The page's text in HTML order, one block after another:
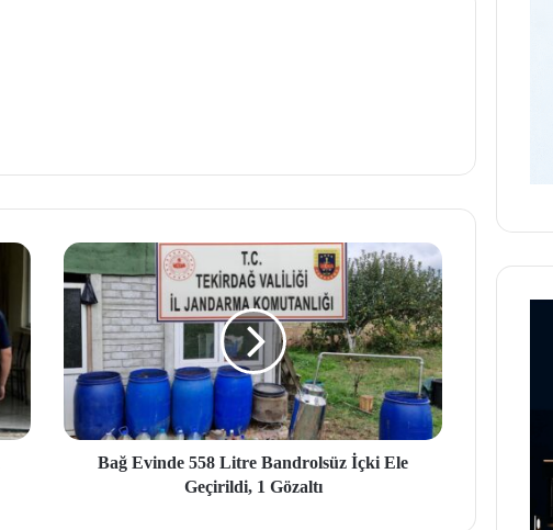
Bağ Evinde 558 Litre Bandrolsüz İçki Ele
Geçirildi, 1 Gözaltı